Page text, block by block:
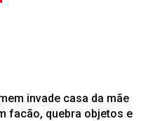
invade casa da mãe
facão, quebra objetos e